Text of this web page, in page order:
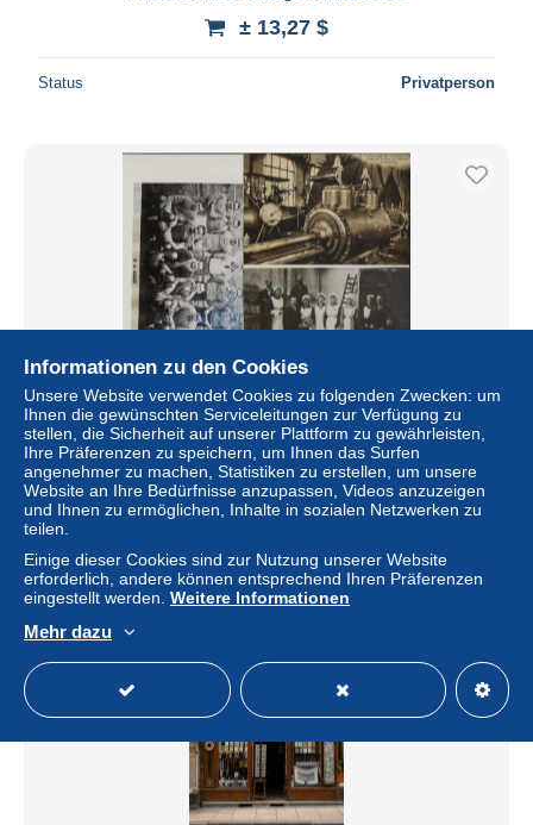
± 13,27 $
Status Privatperson
GILLY - F.C. GILLY/Charbonnage des Houillères/Guerre
14-18 - Restaurants Economiques GILLY
± 5,76 $
Status
Informationen zu den Cookies
Unsere Website verwendet Cookies zu folgenden Zwecken: um
Ihnen die gewünschten Serviceleitungen zur Verfügung zu
stellen, die Sicherheit auf unserer Plattform zu gewährleisten,
Ihre Präferenzen zu speichern, um Ihnen das Surfen
angenehmer zu machen, Statistiken zu erstellen, um unsere
Website an Ihre Bedürfnisse anzupassen, Videos anzuzeigen
und Ihnen zu ermöglichen, Inhalte in sozialen Netzwerken zu
teilen.
Einige dieser Cookies sind zur Nutzung unserer Website
erforderlich, andere können entsprechend Ihren Präferenzen
eingestellt werden. Weitere Informationen
Mehr dazu